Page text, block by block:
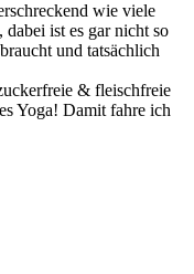
wie viele
ist es gar nicht so
und tatsächlich
& fleischfreie
Yoga! Damit fahre ich